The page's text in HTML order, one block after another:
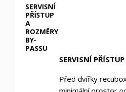
SERVISNÍ
PŘÍSTUP
A
ROZMĚRY
BY-
PASSU
SERVISNÍ
Před dvířky